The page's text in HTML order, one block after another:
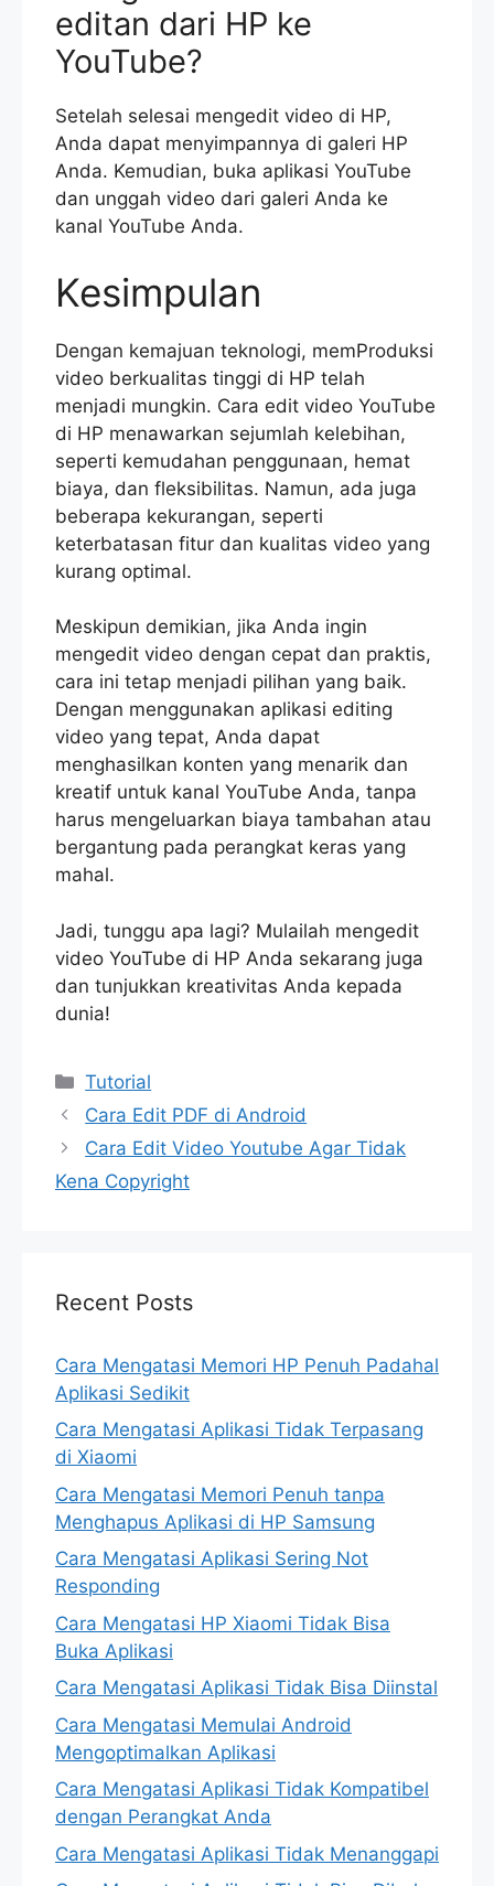
editan dari HP ke
YouTube?
Setelah selesai mengedit video di HP,
Anda dapat menyimpannya di galeri HP
Anda. Kemudian, buka aplikasi YouTube
dan unggah video dari galeri Anda ke
kanal YouTube Anda.
Kesimpulan
Dengan kemajuan teknologi, memProduksi
video berkualitas tinggi di HP telah
menjadi mungkin. Cara edit video YouTube
di HP menawarkan sejumlah kelebihan,
seperti kemudahan penggunaan, hemat
biaya, dan fleksibilitas. Namun, ada juga
beberapa kekurangan, seperti
keterbatasan fitur dan kualitas video yang
kurang optimal.
Meskipun demikian, jika Anda ingin
mengedit video dengan cepat dan praktis,
cara ini tetap menjadi pilihan yang baik.
Dengan menggunakan aplikasi editing
video yang tepat, Anda dapat
menghasilkan konten yang menarik dan
kreatif untuk kanal YouTube Anda, tanpa
harus mengeluarkan biaya tambahan atau
bergantung pada perangkat keras yang
mahal.
Jadi, tunggu apa lagi? Mulailah mengedit
video YouTube di HP Anda sekarang juga
dan tunjukkan kreativitas Anda kepada
dunia!
Categories
Tutorial
Cara Edit PDF di Android
Cara Edit Video Youtube Agar Tidak
Kena Copyright
Recent Posts
Cara Mengatasi Memori HP Penuh Padahal
Aplikasi Sedikit
Cara Mengatasi Aplikasi Tidak Terpasang
di Xiaomi
Cara Mengatasi Memori Penuh tanpa
Menghapus Aplikasi di HP Samsung
Cara Mengatasi Aplikasi Sering Not
Responding
Cara Mengatasi HP Xiaomi Tidak Bisa
Buka Aplikasi
Cara Mengatasi Aplikasi Tidak Bisa Diinstal
Cara Mengatasi Memulai Android
Mengoptimalkan Aplikasi
Cara Mengatasi Aplikasi Tidak Kompatibel
dengan Perangkat Anda
Cara Mengatasi Aplikasi Tidak Menanggapi